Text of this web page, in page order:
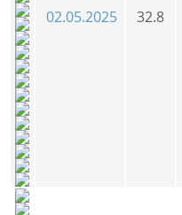
02.05.2025 32.8